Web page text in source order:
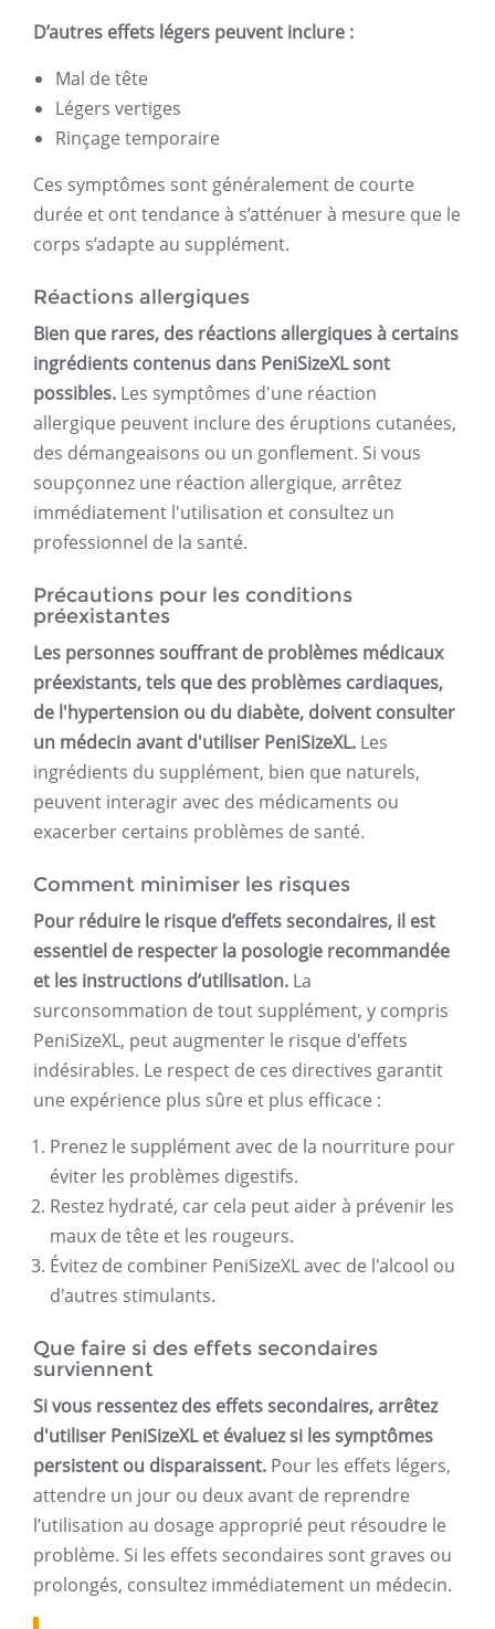
D’autres effets légers peuvent inclure :
Mal de tête
Légers vertiges
Rinçage temporaire
Ces symptômes sont généralement de courte
durée et ont tendance à s’atténuer à mesure que le
corps s’adapte au supplément.
Réactions allergiques
Bien que rares, des réactions allergiques à certains
ingrédients contenus dans PeniSizeXL sont
possibles. Les symptômes d'une réaction
allergique peuvent inclure des éruptions cutanées,
des démangeaisons ou un gonflement. Si vous
soupçonnez une réaction allergique, arrêtez
immédiatement l'utilisation et consultez un
professionnel de la santé.
Précautions pour les conditions
préexistantes
Les personnes souffrant de problèmes médicaux
préexistants, tels que des problèmes cardiaques,
de l'hypertension ou du diabète, doivent consulter
un médecin avant d'utiliser PeniSizeXL. Les
ingrédients du supplément, bien que naturels,
peuvent interagir avec des médicaments ou
exacerber certains problèmes de santé.
Comment minimiser les risques
Pour réduire le risque d’effets secondaires, il est
essentiel de respecter la posologie recommandée
et les instructions d’utilisation. La
surconsommation de tout supplément, y compris
PeniSizeXL, peut augmenter le risque d'effets
indésirables. Le respect de ces directives garantit
une expérience plus sûre et plus efficace :
Prenez le supplément avec de la nourriture pour
éviter les problèmes digestifs.
Restez hydraté, car cela peut aider à prévenir les
maux de tête et les rougeurs.
Évitez de combiner PeniSizeXL avec de l'alcool ou
d'autres stimulants.
Que faire si des effets secondaires
surviennent
Si vous ressentez des effets secondaires, arrêtez
d'utiliser PeniSizeXL et évaluez si les symptômes
persistent ou disparaissent. Pour les effets légers,
attendre un jour ou deux avant de reprendre
l’utilisation au dosage approprié peut résoudre le
problème. Si les effets secondaires sont graves ou
prolongés, consultez immédiatement un médecin.